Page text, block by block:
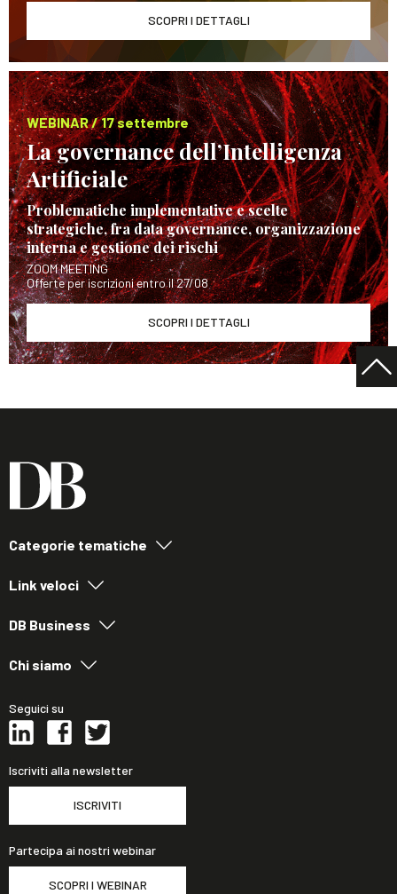
SCOPRI I DETTAGLI
WEBINAR / 17 settembre
La governance dell’Intelligenza
Artificiale
Problematiche implementative e scelte
strategiche, fra data governance, organizzazione
interna e gestione dei rischi
ZOOM MEETING
Offerte per iscrizioni entro il 27/08
SCOPRI I DETTAGLI
Categorie tematiche
Link veloci
DB Business
Chi siamo
Seguici su
Iscriviti alla newsletter
ISCRIVITI
Partecipa ai nostri webinar
SCOPRI I WEBINAR